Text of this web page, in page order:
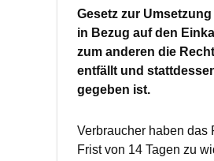
Gesetz zur
in Bezug auf den
zum anderen die
entfällt und
gegeben ist.
Verbraucher haben das
Frist von 14 Tagen zu